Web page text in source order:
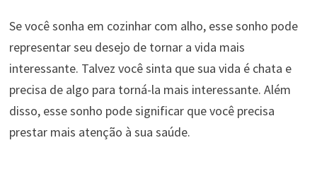
Se você sonha em cozinhar com alho, esse sonho pode
representar seu desejo de tornar a vida mais
interessante. Talvez você sinta que sua vida é chata e
precisa de algo para torná-la mais interessante. Além
disso, esse sonho pode significar que você precisa
prestar mais atenção à sua saúde.